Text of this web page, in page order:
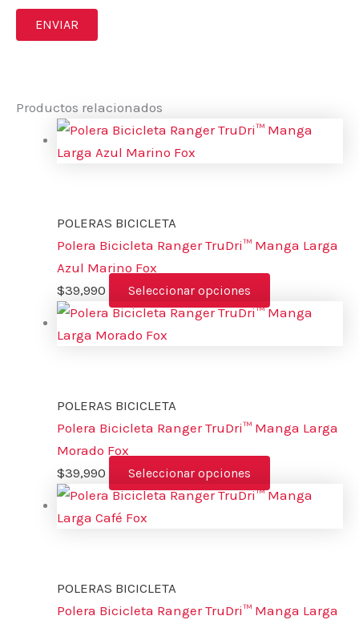
Productos relacionados
POLERAS BICICLETA
Polera Bicicleta Ranger TruDri™ Manga Larga
Azul Marino Fox
$39,990 Seleccionar opciones
POLERAS BICICLETA
Polera Bicicleta Ranger TruDri™ Manga Larga
Morado Fox
$39,990 Seleccionar opciones
POLERAS BICICLETA
Polera Bicicleta Ranger TruDri™ Manga Larga